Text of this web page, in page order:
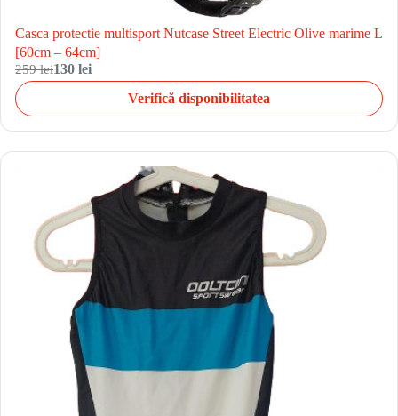
Casca protectie multisport Nutcase Street Electric Olive marime L
[60cm – 64cm]
259 lei130 lei
Verifică disponibilitatea